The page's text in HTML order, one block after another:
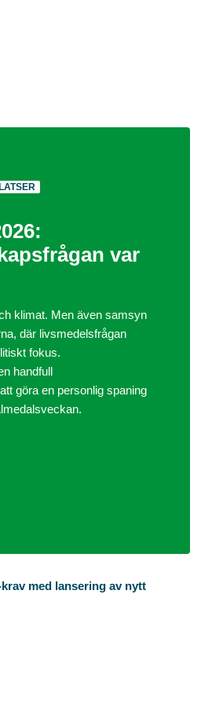
var
klimat. Men även samsyn
där livsmedelsfrågan
fokus.
handfull
göra en personlig spaning
med lansering av nytt